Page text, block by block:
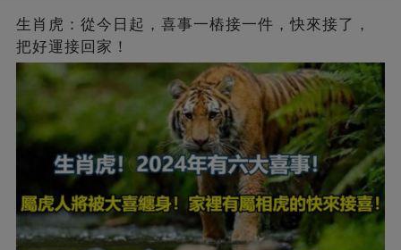
生肖虎：從今日起，喜事一樁接一件，快來接了，
把好運接回家！